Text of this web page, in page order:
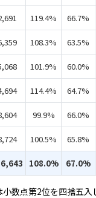
119.4% 66.7%
108.3% 63.5%
101.9% 60.0%
114.4% 64.7%
99.9% 66.0%
100.5% 65.8%
108.0% 67.0%
数点第2位を四捨五入